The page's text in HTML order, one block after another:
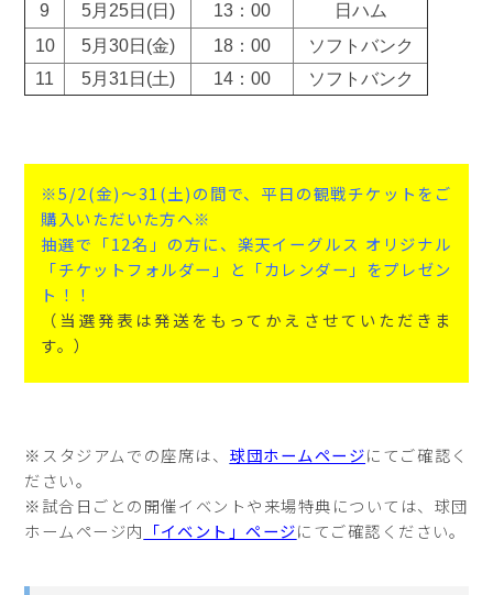
9
5月25日(日) 13：00
日ハム
10
5月30日(金) 18：00
ソフトバンク
11
5月31日(土) 14：00 ソフトバンク
※5/2(金)～31(土)の間で、平日の観戦チケットをご
購入いただいた方へ※
抽選で「12名」の方に、楽天イーグルス オリジナル
「チケットフォルダー」と「カレンダー」をプレゼン
ト！！
（当選発表は発送をもってかえさせていただきま
す。）
※スタジアムでの座席は、 球団ホームページにてご確認く
ださい。
※試合日ごとの開催イベントや来場特典については、球団
ホームページ内 「イベント」ページにてご確認ください。